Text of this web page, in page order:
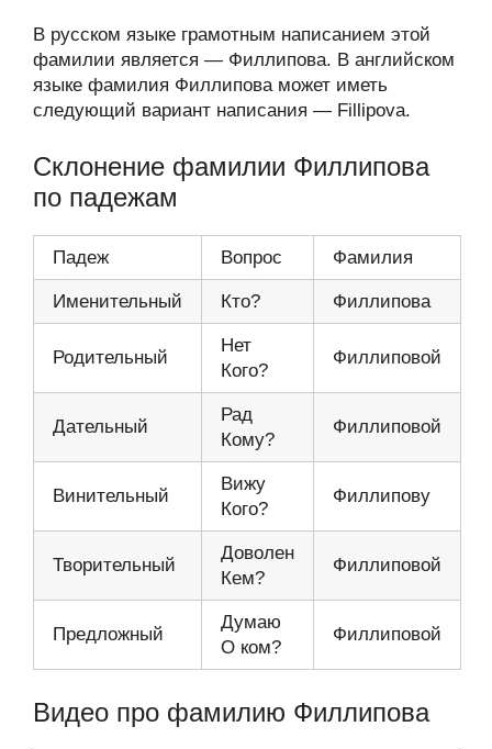
В русском языке грамотным написанием этой
фамилии является — Филлипова. В английском
языке фамилия Филлипова может иметь
следующий вариант написания — Fillipova.
Склонение фамилии Филлипова
по падежам
Падеж Вопрос Фамилия
Именительный Кто? Филлипова
Родительный
Нет
Кого?
Филлиповой
Дательный
Рад
Кому?
Филлиповой
Винительный
Вижу
Кого?
Филлипову
Творительный
Доволен
Кем?
Филлиповой
Предложный
Думаю
О ком?
Филлиповой
Видео про фамилию Филлипова